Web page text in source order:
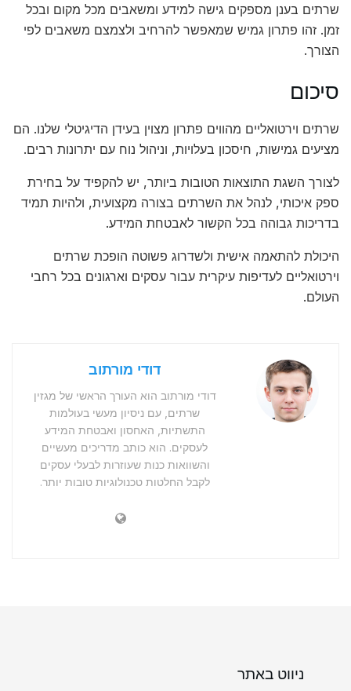
שרתים בענן מספקים גישה למידע ומשאבים מכל מקום ובכל
זמן. זהו פתרון גמיש שמאפשר להרחיב ולצמצם משאבים לפי
הצורך.
סיכום
שרתים וירטואליים מהווים פתרון מצוין בעידן הדיגיטלי שלנו. הם
מציעים גמישות, חיסכון בעלויות, וניהול נוח עם יתרונות רבים.
לצורך השגת התוצאות הטובות ביותר, יש להקפיד על בחירת
ספק איכותי, לנהל את השרתים בצורה מקצועית, ולהיות תמיד
בדריכות גבוהה בכל הקשור לאבטחת המידע.
היכולת להתאמה אישית ולשדרוג פשוטה הופכת שרתים
וירטואליים לעדיפות עיקרית עבור עסקים וארגונים בכל רחבי
העולם.
דודי מורתוב
דודי מורתוב הוא העורך הראשי של מגזין
שרתים, עם ניסיון מעשי בעולמות
התשתיות, האחסון ואבטחת המידע
לעסקים. הוא כותב מדריכים מעשיים
והשוואות כנות שעוזרות לבעלי עסקים
לקבל החלטות טכנולוגיות טובות יותר.
ניווט באתר